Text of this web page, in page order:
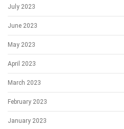
July 2023
June 2023
May 2023
April 2023
March 2023
February 2023
January 2023